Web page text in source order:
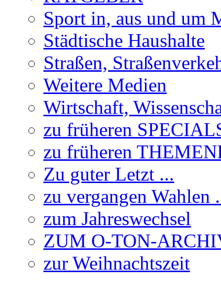
Sport in, aus und um
Städtische Haushalte
Straßen,
Weitere Medien
Wirtschaft,
zu früheren
zu früheren
Zu guter Letzt ...
zu vergangen Wahlen
zum Jahreswechsel
ZUM O-TON-
zur Weihnachtszeit